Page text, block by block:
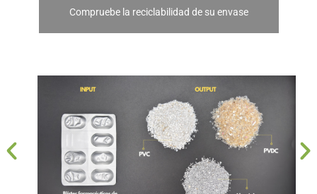
Compruebe la reciclabilidad de su envase